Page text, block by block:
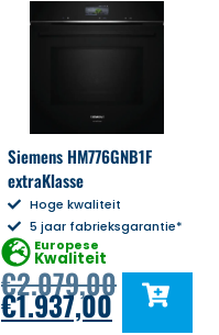
Siemens HM776GNB1F
extraKlasse
Hoge kwaliteit
5 jaar fabrieksgarantie*
Europese
Kwaliteit
€2.079,00
€1.937,00